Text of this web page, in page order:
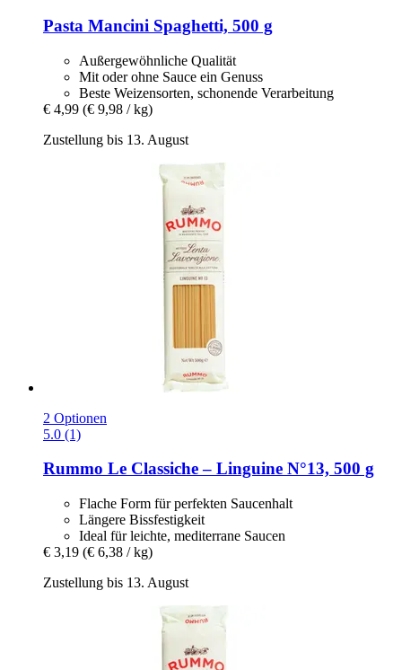
Pasta Mancini Spaghetti, 500 g
Außergewöhnliche Qualität
Mit oder ohne Sauce ein Genuss
Beste Weizensorten, schonende Verarbeitung
€ 4,99 (€ 9,98 / kg)
Zustellung bis 13. August
2 Optionen
5.0 (1)
Rummo Le Classiche – Linguine N°13, 500 g
Flache Form für perfekten Saucenhalt
Längere Bissfestigkeit
Ideal für leichte, mediterrane Saucen
€ 3,19 (€ 6,38 / kg)
Zustellung bis 13. August